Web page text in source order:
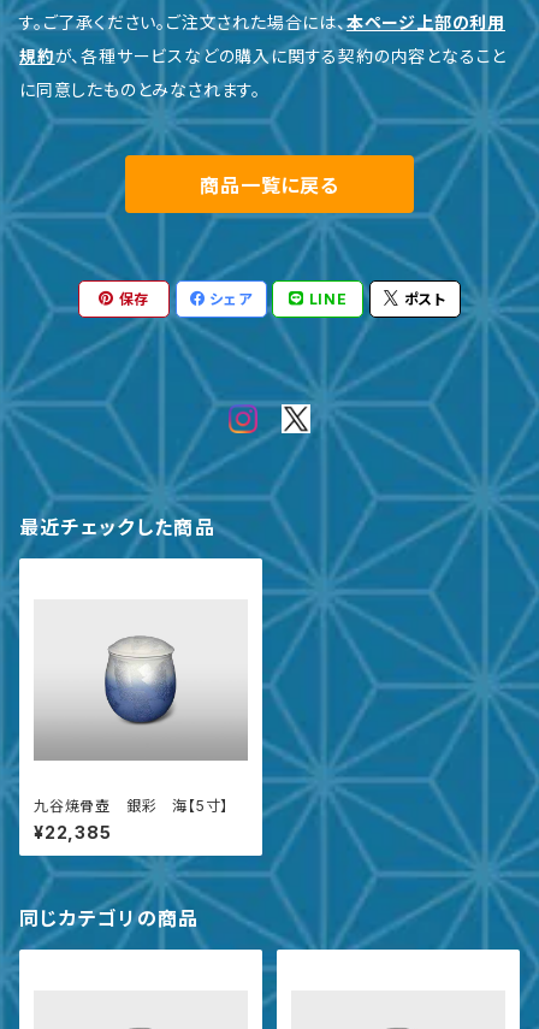
す。ご了承ください。ご注文された場合には、本ページ上部の利用
規約が、各種サービスなどの購入に関する契約の内容となること
に同意したものとみなされます。
商品一覧に戻る
保存 シェア LINE ポスト
最近チェックした商品
九谷焼骨壺 銀彩 海【5寸】
¥22,385
同じカテゴリの商品